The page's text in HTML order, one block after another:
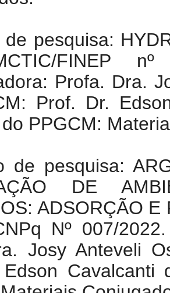
pesquisa:
MCTIC/FINEP
Profa. Dra.
Prof. Dr.
PPGCM:
de pesquisa:
DE
ADSORÇÃO
Nº 007/
Josy Anteveli